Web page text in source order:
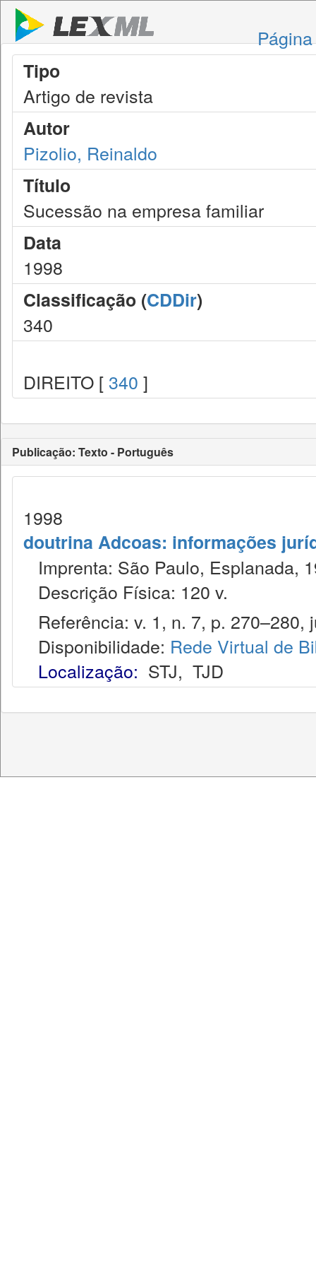
Tipo
Artigo de revista
Autor
Pizolio, Reinaldo
Título
Sucessão na empresa familiar
Data
1998
Classificação (CDDir)
340
DIREITO [ 340 ]
Publicação: Texto - Português
1998
doutrina Adcoas: informações
Imprenta: São Paulo, Esplanada,
Descrição Física: 120 v.
Referência: v. 1, n. 7, p. 270–280,
Disponibilidade: Rede Virtual de
Localização: STJ, TJD